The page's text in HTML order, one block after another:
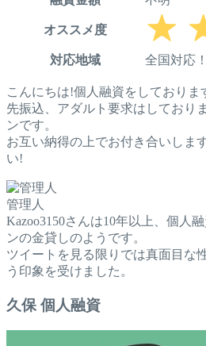
オススメ度
対応地域 全国対応
こんにちは!個人融資をしておりま
先振込、アダルト要求はしており
ンです。
お互い納得の上でお付き合いしま
い!
管理人
Kazoo3150さんは10年以上、個人
ンの金貸しのようです。
ツイートを見る限りでは真面目な
う印象を受けました。
久保 個人融資